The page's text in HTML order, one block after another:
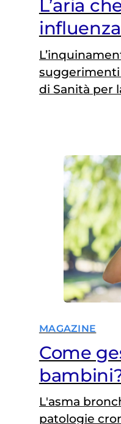
L’aria
suggerimenti
di Sanità per
MAGAZINE
Come
L'asma
patologie